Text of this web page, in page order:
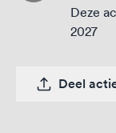
Deze
2027
Deel